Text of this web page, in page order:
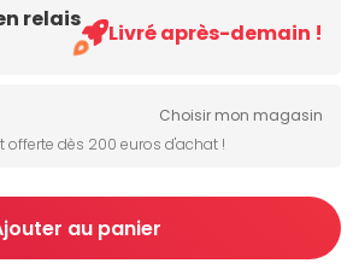
relais
Livré après-demain !
Choisir mon magasin
dès 200 euros d'achat !
au panier